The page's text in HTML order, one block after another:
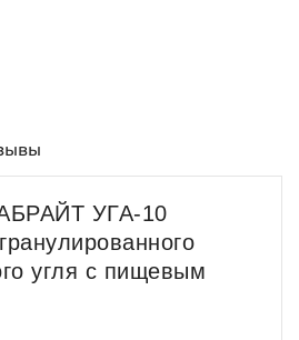
УГА-10
угля с пищевым